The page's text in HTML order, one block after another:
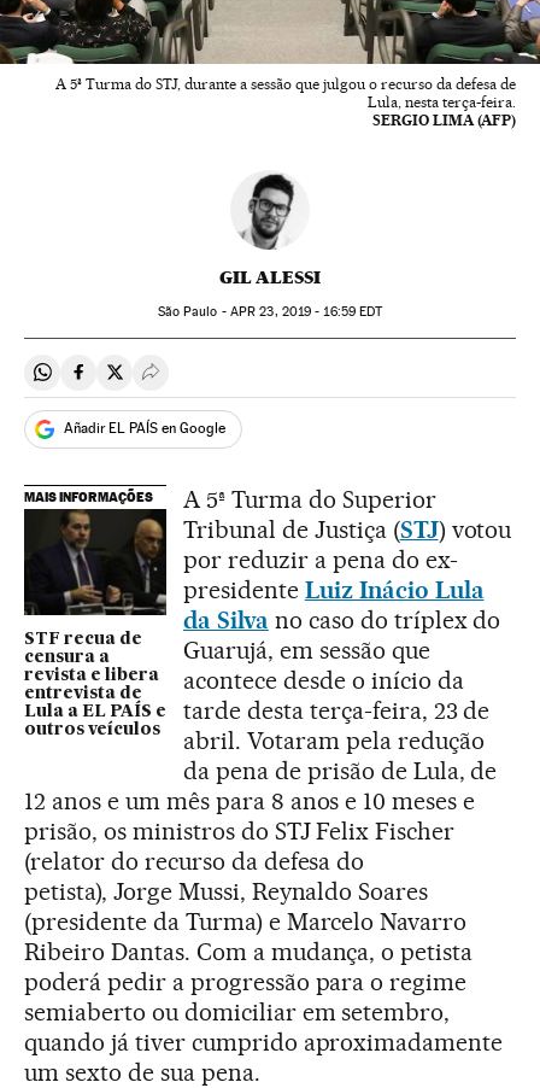
A 5ª Turma do STJ, durante a sessão que julgou o recurso da defesa de
Lula, nesta terça-feira.
SERGIO LIMA (AFP)
GIL ALESSI
São Paulo - APR 23, 2019 - 16:59EDT
Compartir en Whatsapp
Compartir en Facebook
Compartir en Twitter
Desplegar Redes Sociales
Añadir EL PAÍS en Google
MAIS INFORMAÇÕES
STF recua de
censura a
revista e libera
entrevista de
Lula a EL PAÍS e
outros veículos
A 5ª Turma do Superior
Tribunal de Justiça (STJ) votou
por reduzir a pena do ex-
presidente Luiz Inácio Lula
da Silva no caso do tríplex do
Guarujá, em sessão que
acontece desde o início da
tarde desta terça-feira, 23 de
abril. Votaram pela redução
da pena de prisão de Lula, de
12 anos e um mês para 8 anos e 10 meses e
prisão, os ministros do STJ Felix Fischer
(relator do recurso da defesa do
petista), Jorge Mussi, Reynaldo Soares
(presidente da Turma) e Marcelo Navarro
Ribeiro Dantas. Com a mudança, o petista
poderá pedir a progressão para o regime
semiaberto ou domiciliar em setembro,
quando já tiver cumprido aproximadamente
um sexto de sua pena.